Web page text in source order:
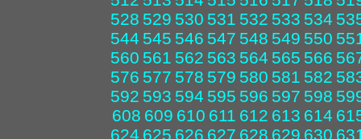
528 529 530 531 532 533 534
544 545 546 547 548 549 550
560 561 562 563 564 565 566
576 577 578 579 580 581 582
592 593 594 595 596 597 598
608 609 610 611 612 613 614
624 625 626 627 628 629 630